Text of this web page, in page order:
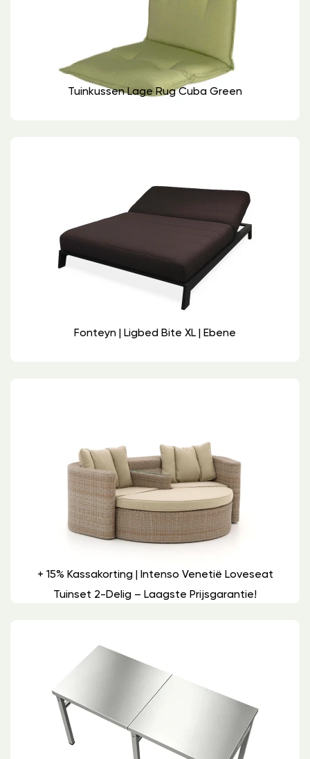
Tuinkussen Lage Rug Cuba Green
Fonteyn | Ligbed Bite XL | Ebene
+ 15% Kassakorting | Intenso Venetië Loveseat
Tuinset 2-Delig – Laagste Prijsgarantie!